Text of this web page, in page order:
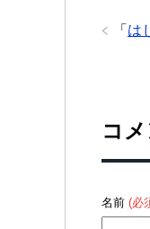
「 は
コ
名前 (必